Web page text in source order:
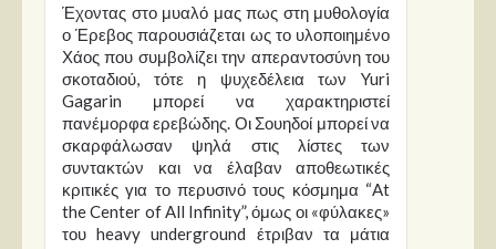
Έχοντας στο μυαλό μας πως στη μυθολογία
ο Έρεβος παρουσιάζεται ως το υλοποιημένο
Χάος που συμβολίζει την απεραντοσύνη του
σκοταδιού, τότε η ψυχεδέλεια των Yuri
Gagarin μπορεί να χαρακτηριστεί
πανέμορφα ερεβώδης. Οι Σουηδοί μπορεί να
σκαρφάλωσαν ψηλά στις λίστες των
συντακτών και να έλαβαν αποθεωτικές
κριτικές για το περυσινό τους κόσμημα “At
the Center of All Infinity”, όμως οι «φύλακες»
του heavy underground έτριβαν τα μάτια